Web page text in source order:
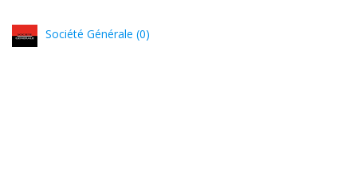
Société Générale (0)